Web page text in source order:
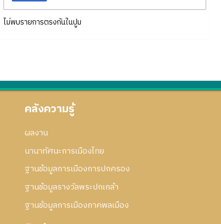
ไม่พบรายการตรงกันในปูม
คลังความรู้
ผลงาน
นานาทัศนะการเมืองไทย
ฐานข้อมูลการเมืองการปกครอง
ฐานข้อมูลรางวัลพระปกเกล้า
ฐานข้อมูลการเมืองภาคพลเมือง